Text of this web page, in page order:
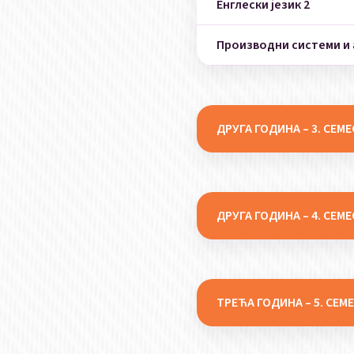
Енглески језик 2
Производни системи и
ДРУГА ГОДИНА – 3.
Логистика и ланци
ДРУГА ГОДИНА – 4.
Операције и уређаји
ТРЕЋА ГОДИНА – 5.